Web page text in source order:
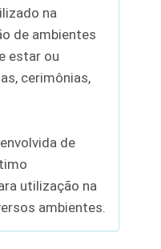
na
de ambientes
estar ou
cerimônias,
de
utilização na
ambientes.